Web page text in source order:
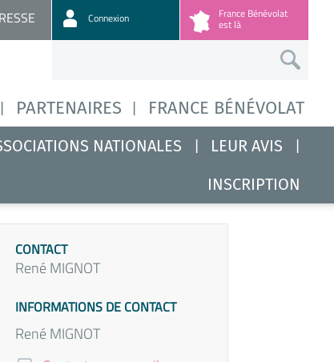
PARTENAIRES FRANCE BÉNÉVOLAT
Connexion France Bénévolat
est là
NATIONALES
LEUR AVIS
INSCRIPTION
CONTACT
René MIGNOT
INFORMATIONS DE CONTACT
René MIGNOT